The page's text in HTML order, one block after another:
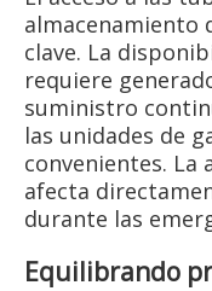
almacenamiento
clave. La
requiere
suministro
las unidades de
convenientes. La
afecta
durante las
Equilibrando